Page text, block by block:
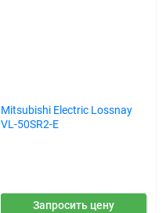
Mitsubishi Electric Lossnay
VL-50SR2-E
Запросить цену